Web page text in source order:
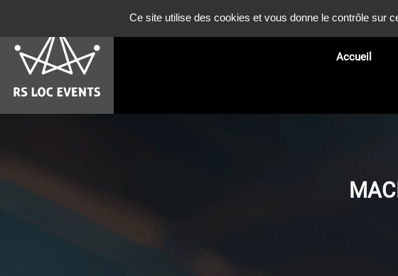
Ce site utilise des cookies et vous donne le contrôle sur
Accueil